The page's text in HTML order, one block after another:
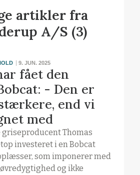
artikler fra
A/S (3)
9. JUN. 2025
fået den
- Den er
end vi
med
griseproducent Thomas
investeret i en Bobcat
som imponerer med
og ikke